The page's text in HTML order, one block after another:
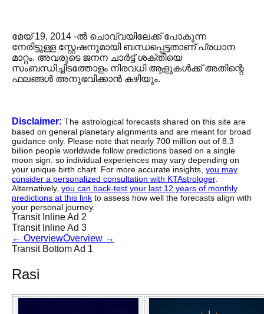
മേയ് 19, 2014 -ൽ ചൊവ്വയിലേക്ക് പോകുന്ന
നേരിട്ടുള്ള സ്റ്റേഷനുമായി ബന്ധപ്പെട്ടതാണ് പ്രധാന
മാറ്റം. അവരുടെ ജനന ചാർട്ട് ശക്തിയെ
സംബന്ധിച്ചിടത്തോളം നിരവധി ആളുകൾക്ക് അതിന്റെ
ഫലങ്ങൾ അനുഭവിക്കാൻ കഴിയും.
Disclaimer: The astrological forecasts shared on this site are
based on general planetary alignments and are meant for broad
guidance only. Please note that nearly 700 million out of 8.3
billion people worldwide follow predictions based on a single
moon sign. so individual experiences may vary depending on
your unique birth chart. For more accurate insights, you may
consider a personalized consultation with KTAstrologer.
Alternatively, you can back-test your last 12 years of monthly
predictions at this link to assess how well the forecasts align with
your personal journey.
Transit Inline Ad 2
Transit Inline Ad 3
← OverviewOverview →
Transit Bottom Ad 1
Rasi